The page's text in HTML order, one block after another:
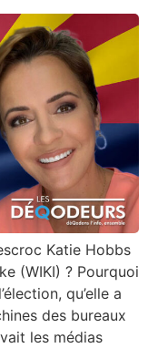
Katie Hobbs
(WIKI) ? Pourquoi
qu’elle a
des bureaux
les médias